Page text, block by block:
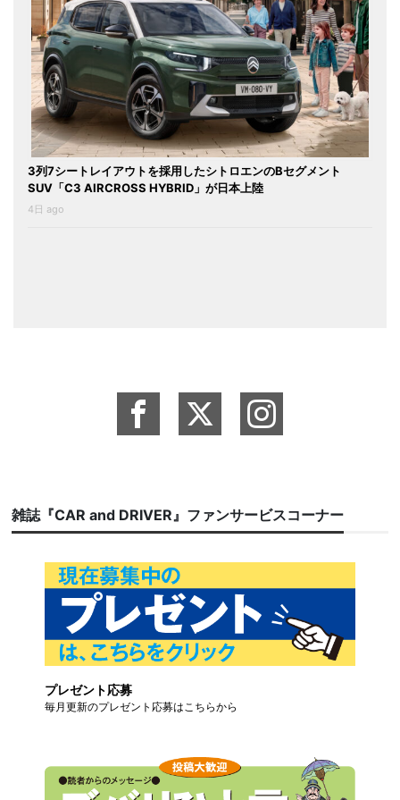
3列7シートレイアウトを採用したシトロエンのBセグメント
SUV「C3 AIRCROSS HYBRID」が日本上陸
4日 ago
雑誌『CAR and DRIVER』ファンサービスコーナー
プレゼント応募
毎月更新のプレゼント応募はこちらから